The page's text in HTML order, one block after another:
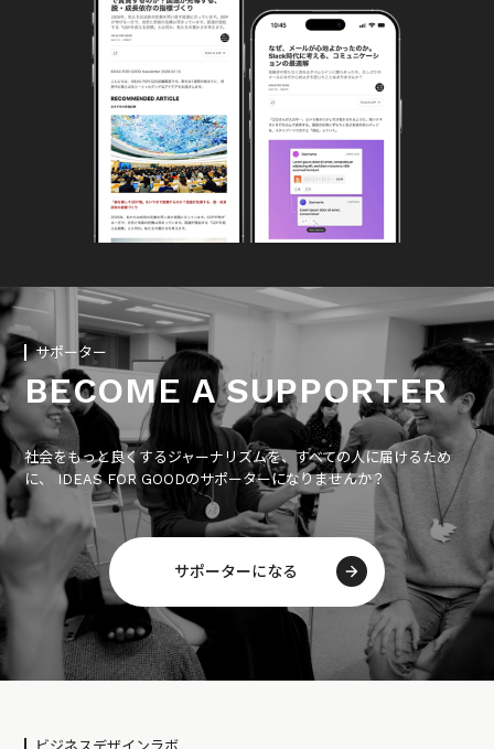
サポーター
BECOME A SUPPORTER
社会をもっと良くするジャーナリズムを、すべての人に届けるため
に、 IDEAS FOR GOODのサポーターになりませんか？
サポーターになる